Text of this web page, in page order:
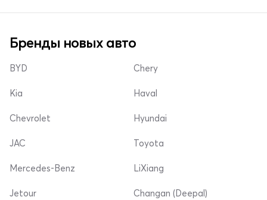
Бренды новых авто
BYD
Kia
Chevrolet
Chery
Haval
Hyundai
JAC
Mercedes-Benz
Jetour
Toyota
LiXiang
Changan (Deepal)